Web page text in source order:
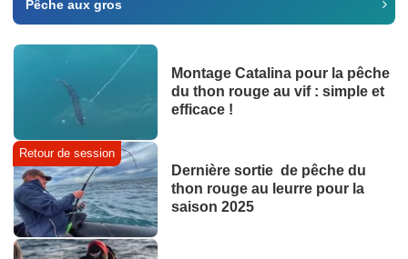
Pêche aux gros
Montage Catalina pour la pêche
du thon rouge au vif : simple et
efficace !
Retour de session
Dernière sortie de pêche du
thon rouge au leurre pour la
saison 2025